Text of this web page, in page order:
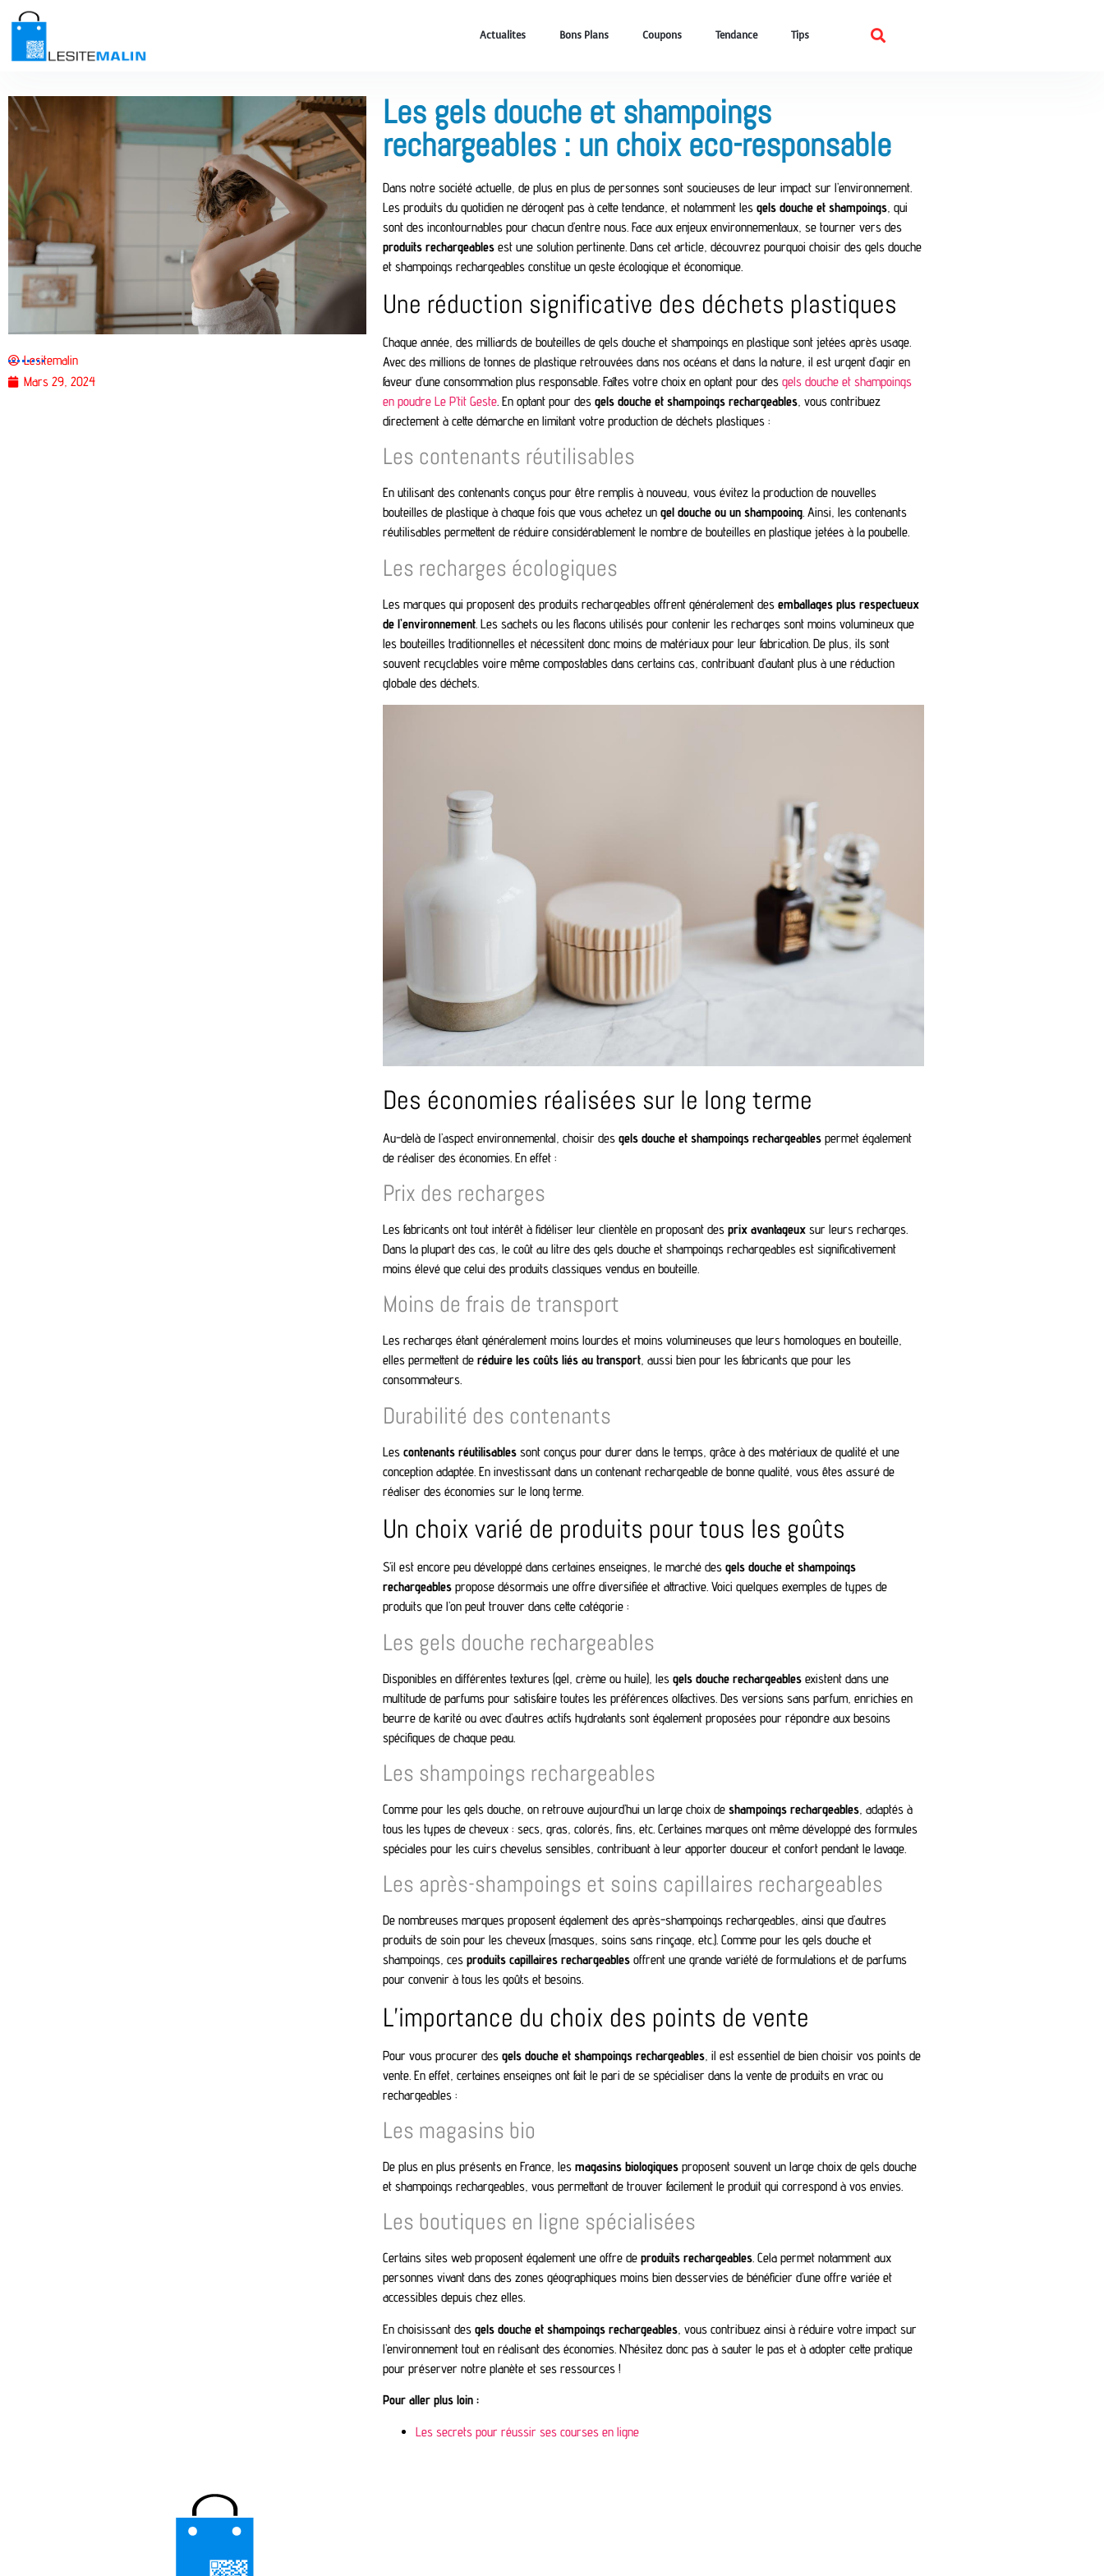
Actualites Bons Plans Coupons Tendance Tips
Lesitemalin
Mars 29, 2024
Les gels douche et shampoings
rechargeables : un choix eco-responsable
Dans notre société actuelle, de plus en plus de personnes sont soucieuses de leur impact sur l’environnement.
Les produits du quotidien ne dérogent pas à cette tendance, et notamment lesgels douche et shampoings, qui
sont des incontournables pour chacun d’entre nous. Face aux enjeux environnementaux, se tourner vers des
produits rechargeablesest une solution pertinente. Dans cet article, découvrez pourquoi choisir des gels douche
et shampoings rechargeables constitue un geste écologique et économique.
Une réduction significative des déchets plastiques
Chaque année, des milliards de bouteilles de gels douche et shampoings en plastique sont jetées après usage.
Avec des millions de tonnes de plastique retrouvées dans nos océans et dans la nature, il est urgent d’agir en
faveur d’une consommation plus responsable. Faîtes votre choix en optant pour des gels douche et shampoings
en poudre Le P’tit Geste. En optant pour des gels douche et shampoings rechargeables, vous contribuez
directement à cette démarche en limitant votre production de déchets plastiques :
Les contenants réutilisables
En utilisant des contenants conçus pour être remplis à nouveau, vous évitez la production de nouvelles
bouteilles de plastique à chaque fois que vous achetez un gel douche ou un shampooing. Ainsi, les contenants
réutilisables permettent de réduire considérablement le nombre de bouteilles en plastique jetées à la poubelle.
Les recharges écologiques
Les marques qui proposent des produits rechargeables offrent généralement desemballages plus respectueux
de l’environnement. Les sachets ou les flacons utilisés pour contenir les recharges sont moins volumineux que
les bouteilles traditionnelles et nécessitent donc moins de matériaux pour leur fabrication. De plus, ils sont
souvent recyclables voire même compostables dans certains cas, contribuant d’autant plus à une réduction
globale des déchets.
Des économies réalisées sur le long terme
Au-delà de l’aspect environnemental, choisir des gels douche et shampoings rechargeablespermet également
de réaliser des économies. En effet :
Prix des recharges
Les fabricants ont tout intérêt à fidéliser leur clientèle en proposant desprix avantageuxsur leurs recharges.
Dans la plupart des cas, le coût au litre des gels douche et shampoings rechargeables est significativement
moins élevé que celui des produits classiques vendus en bouteille.
Moins de frais de transport
Les recharges étant généralement moins lourdes et moins volumineuses que leurs homologues en bouteille,
elles permettent deréduire les coûts liés au transport, aussi bien pour les fabricants que pour les
consommateurs.
Durabilité des contenants
Lescontenants réutilisablessont conçus pour durer dans le temps, grâce à des matériaux de qualité et une
conception adaptée. En investissant dans un contenant rechargeable de bonne qualité, vous êtes assuré de
réaliser des économies sur le long terme.
Un choix varié de produits pour tous les goûts
S’il est encore peu développé dans certaines enseignes, le marché des gels douche et shampoings
rechargeablespropose désormais une offre diversifiée et attractive. Voici quelques exemples de types de
produits que l’on peut trouver dans cette catégorie :
Les gels douche rechargeables
Disponibles en différentes textures (gel, crème ou huile), lesgels douche rechargeablesexistent dans une
multitude de parfums pour satisfaire toutes les préférences olfactives. Des versions sans parfum, enrichies en
beurre de karité ou avec d’autres actifs hydratants sont également proposées pour répondre aux besoins
spécifiques de chaque peau.
Les shampoings rechargeables
Comme pour les gels douche, on retrouve aujourd’hui un large choix deshampoings rechargeables, adaptés à
tous les types de cheveux : secs, gras, colorés, fins, etc. Certaines marques ont même développé des formules
spéciales pour les cuirs chevelus sensibles, contribuant à leur apporter douceur et confort pendant le lavage.
Les après-shampoings et soins capillaires rechargeables
De nombreuses marques proposent également des après-shampoings rechargeables, ainsi que d’autres
produits de soin pour les cheveux (masques, soins sans rinçage, etc.). Comme pour les gels douche et
shampoings, cesproduits capillaires rechargeablesoffrent une grande variété de formulations et de parfums
pour convenir à tous les goûts et besoins.
L’importance du choix des points de vente
Pour vous procurer des gels douche et shampoings rechargeables, il est essentiel de bien choisir vos points de
vente. En effet, certaines enseignes ont fait le pari de se spécialiser dans la vente de produits en vrac ou
rechargeables :
Les magasins bio
De plus en plus présents en France, les magasins biologiquesproposent souvent un large choix de gels douche
et shampoings rechargeables, vous permettant de trouver facilement le produit qui correspond à vos envies.
Les boutiques en ligne spécialisées
Certains sites web proposent également une offre de produits rechargeables. Cela permet notamment aux
personnes vivant dans des zones géographiques moins bien desservies de bénéficier d’une offre variée et
accessibles depuis chez elles.
En choisissant desgels douche et shampoings rechargeables, vous contribuez ainsi à réduire votre impact sur
l’environnement tout en réalisant des économies. N’hésitez donc pas à sauter le pas et à adopter cette pratique
pour préserver notre planète et ses ressources !
Pour aller plus loin :
Les secrets pour réussir ses courses en ligne